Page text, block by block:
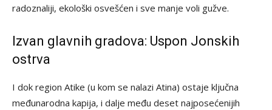
radoznaliji, ekološki osvešćen i sve manje voli gužve.
Izvan glavnih gradova: Uspon Jonskih
ostrva
I dok region Atike (u kom se nalazi Atina) ostaje ključna
međunarodna kapija, i dalje među deset najposećenijih